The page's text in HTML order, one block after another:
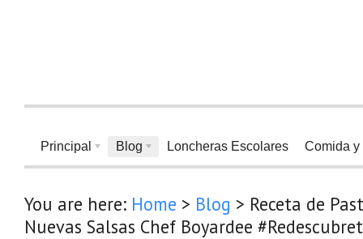
Principal Blog Loncheras Escolares Comida y
You are here: Home > Blog > Receta de
Nuevas Salsas Chef Boyardee